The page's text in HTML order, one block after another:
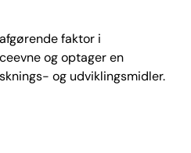
faktor i
og optager en
og udviklingsmidler.